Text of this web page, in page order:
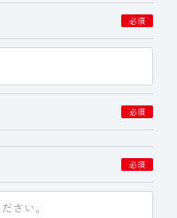
必須
必須
必須